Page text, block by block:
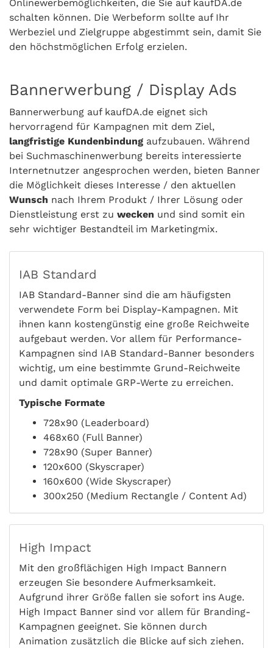
Onlinewerbemöglichkeiten, die Sie auf kaufDA.de
schalten können. Die Werbeform sollte auf Ihr
Werbeziel und Zielgruppe abgestimmt sein, damit Sie
den höchstmöglichen Erfolg erzielen.
Bannerwerbung / Display Ads
Bannerwerbung auf kaufDA.de eignet sich
hervorragend für Kampagnen mit dem Ziel,
langfristige Kundenbindung aufzubauen. Während
bei Suchmaschinenwerbung bereits interessierte
Internetnutzer angesprochen werden, bieten Banner
die Möglichkeit dieses Interesse / den aktuellen
Wunsch nach Ihrem Produkt / Ihrer Lösung oder
Dienstleistung erst zu wecken und sind somit ein
sehr wichtiger Bestandteil im Marketingmix.
IAB Standard
IAB Standard-Banner sind die am häufigsten
verwendete Form bei Display-Kampagnen. Mit
ihnen kann kostengünstig eine große Reichweite
aufgebaut werden. Vor allem für Performance-
Kampagnen sind IAB Standard-Banner besonders
wichtig, um eine bestimmte Grund-Reichweite
und damit optimale GRP-Werte zu erreichen.
Typische Formate
728x90 (Leaderboard)
468x60 (Full Banner)
728x90 (Super Banner)
120x600 (Skyscraper)
160x600 (Wide Skyscraper)
300x250 (Medium Rectangle / Content Ad)
High Impact
Mit den großflächigen High Impact Bannern
erzeugen Sie besondere Aufmerksamkeit.
Aufgrund ihrer Größe fallen sie sofort ins Auge.
High Impact Banner sind vor allem für Branding-
Kampagnen geeignet. Sie können durch
Animation zusätzlich die Blicke auf sich ziehen.